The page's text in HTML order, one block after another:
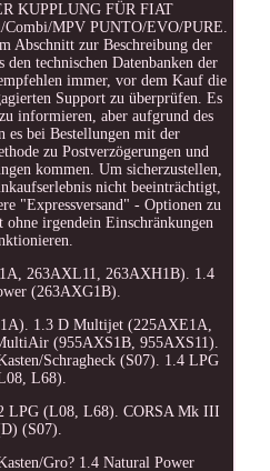
KUPPLUNG FÜR FIAT
MPV PUNTO/EVO/PURE.
Abschnitt zur Beschreibung der
den technischen Datenbanken der
immer, vor dem Kauf die
Support zu überprüfen. Es
informieren, aber aufgrund des
es bei Bestellungen mit der
zu Postverzögerungen und
kommen. Um sicherzustellen,
nicht beeinträchtigt,
"Expressversand" - Optionen zu
ohne irgendein Einschränkungen
263AXL11, 263AXH1B). 1.4
(263AXG1B).
1.3 D Multijet (225AXE1A,
(955AXS1B, 955AXS11).
Schragheck (S07). 1.4 LPG
L68).
LPG (L08, L68). CORSA Mk III
(S07).
Gro? 1.4 Natural Power